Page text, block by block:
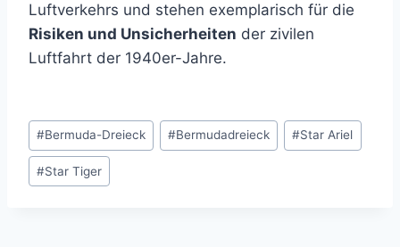
Luftverkehrs und stehen exemplarisch für die
Risiken und Unsicherheiten der zivilen
Luftfahrt der 1940er-Jahre.
Schlagworte:
#Bermuda-Dreieck #Bermudadreieck #Star Ariel
#Star Tiger